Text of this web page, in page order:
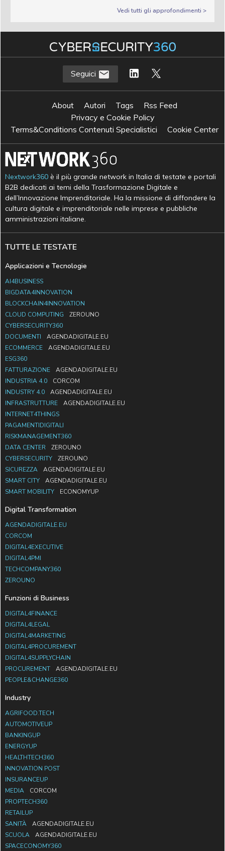
Vedi tutti gli approfondimenti >
Seguici
About Autori Tags
Rss Feed
Privacy e Cookie Policy
Terms&Conditions Contenuti Specialistici
Cookie Center
Nextwork360 è il più grande network in Italia di testate e portali
B2B dedicati ai temi della Trasformazione Digitale e
dell’Innovazione Imprenditoriale. Ha la missione di diffondere la
cultura digitale e imprenditoriale nelle imprese e pubbliche
amministrazioni italiane.
TUTTE LE TESTATE
Applicazioni e Tecnologie
AI4BUSINESS
BIGDATA4INNOVATION
BLOCKCHAIN4INNOVATION
CLOUD COMPUTING
ZEROUNO
CYBERSECURITY360
DOCUMENTI
AGENDADIGITALE.EU
ECOMMERCE
AGENDADIGITALE.EU
ESG360
FATTURAZIONE
AGENDADIGITALE.EU
INDUSTRIA 4.0
CORCOM
INDUSTRY 4.0
AGENDADIGITALE.EU
INFRASTRUTTURE
AGENDADIGITALE.EU
INTERNET4THINGS
PAGAMENTIDIGITALI
RISKMANAGEMENT360
DATA CENTER
ZEROUNO
CYBERSECURITY
ZEROUNO
SICUREZZA
AGENDADIGITALE.EU
SMART CITY
AGENDADIGITALE.EU
SMART MOBILITY
ECONOMYUP
Digital Transformation
AGENDADIGITALE.EU
CORCOM
DIGITAL4EXECUTIVE
DIGITAL4PMI
TECHCOMPANY360
ZEROUNO
Funzioni di Business
DIGITAL4FINANCE
DIGITAL4LEGAL
DIGITAL4MARKETING
DIGITAL4PROCUREMENT
DIGITAL4SUPPLYCHAIN
PROCUREMENT
AGENDADIGITALE.EU
PEOPLE&CHANGE360
Industry
AGRIFOOD.TECH
AUTOMOTIVEUP
BANKINGUP
ENERGYUP
HEALTHTECH360
INNOVATION POST
INSURANCEUP
MEDIA
CORCOM
PROPTECH360
RETAILUP
SANITÀ
AGENDADIGITALE.EU
SCUOLA
AGENDADIGITALE.EU
SPACECONOMY360